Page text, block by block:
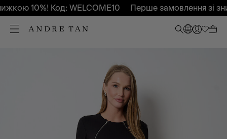
10%! Код: WELCOME10 Перше замовлення зі